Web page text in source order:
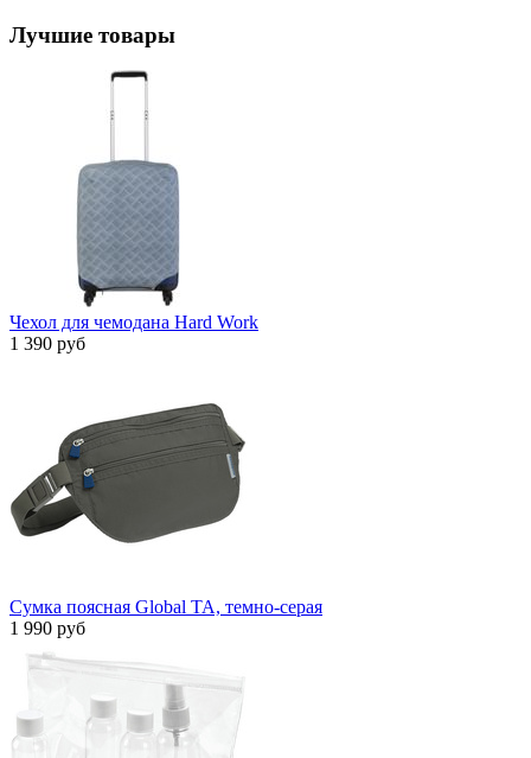
Лучшие товары
Чехол для чемодана Hard Work
1 390 руб
Сумка поясная Global TA, темно-серая
1 990 руб